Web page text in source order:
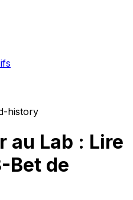
history
au Lab : Lire
Bet de